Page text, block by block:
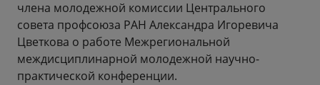
члена молодежной комиссии Центрального
совета профсоюза РАН Александра Игоревича
Цветкова о работе Межрегиональной
междисциплинарной молодежной научно-
практической конференции.